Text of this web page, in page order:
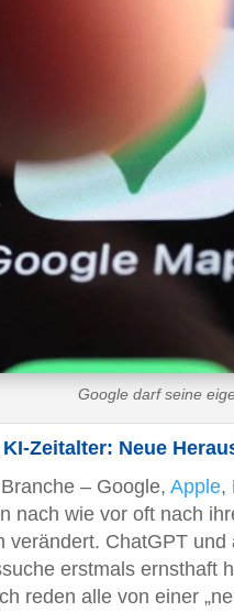
Google darf seine
Zeitalter: Neue
– Google, Apple,
nach wie vor oft nach
verändert. ChatGPT
erstmals ernsthaft
reden alle von einer